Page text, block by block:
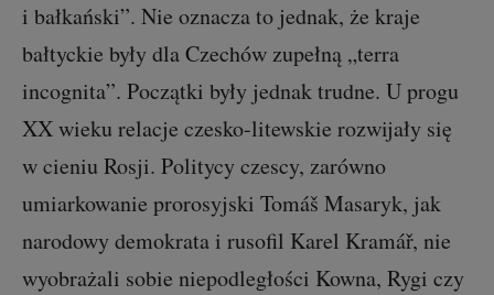
i bałkański”. Nie oznacza to jednak, że kraje
bałtyckie były dla Czechów zupełną „terra
incognita”. Początki były jednak trudne. U progu
XX wieku relacje czesko-litewskie rozwijały się
w cieniu Rosji. Politycy czescy, zarówno
umiarkowanie prorosyjski Tomáš Masaryk, jak
narodowy demokrata i rusofil Karel Kramář, nie
wyobrażali sobie niepodległości Kowna, Rygi czy